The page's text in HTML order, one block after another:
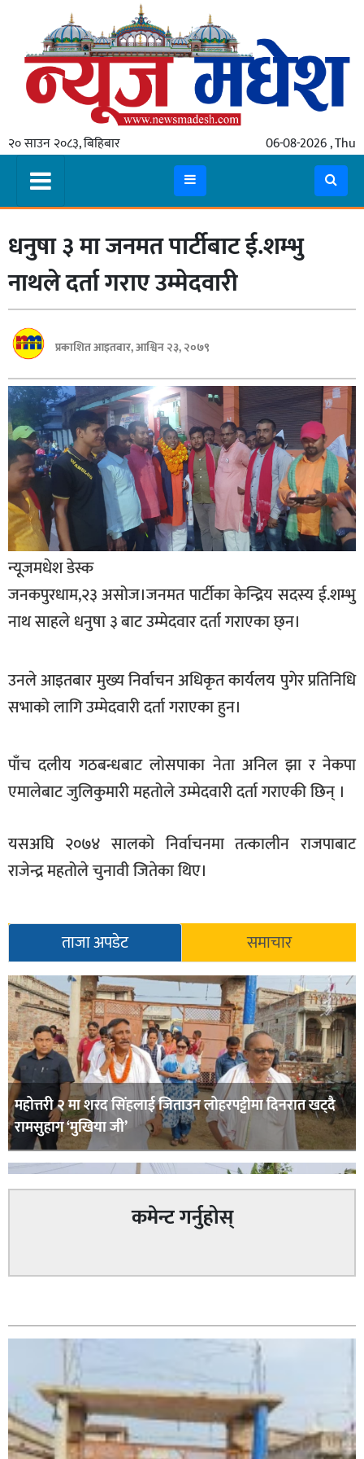
२० साउन २०८३, बिहिबार 06-08-2026 , Thu
गृहपृष्ठ
स्थानीय
प्रदेश
मधेश
प्रदेश
लुम्बिनी
गण्डकी
बागमती
कर्णाली
सुदूरपश्चिम
मधेश
विशेष
राजनीति
प्रमुख
समाचार
राष्ट्रिय
अन्तरबार्ता
अर्थ
मनोरञ्जन
/
भिडियो
समाज
विचार
स्वास्थ्य
धनुषा ३ मा जनमत पार्टीबाट ई.शम्भु
नाथले दर्ता गराए उम्मेदवारी
प्रकाशित आइतबार, आश्विन २३, २०७९
न्यूजमधेश डेस्क
जनकपुरधाम,२३ असोज।जनमत पार्टीका केन्द्रिय सदस्य ई.शम्भु
नाथ साहले धनुषा ३ बाट उम्मेदवार दर्ता गराएका छ्न।
उनले आइतबार मुख्य निर्वाचन अधिकृत कार्यलय पुगेर प्रतिनिधि
सभाको लागि उम्मेदवारी दर्ता गराएका हुन।
पाँच दलीय गठबन्धबाट लोसपाका नेता अनिल झा र नेकपा
एमालेबाट जुलिकुमारी महतोले उम्मेदवारी दर्ता गराएकी छिन् ।
यसअघि २०७४ सालको निर्वाचनमा तत्कालीन राजपाबाट
राजेन्द्र महतोले चुनावी जितेका थिए।
ताजा अपडेट समाचार
महोत्तरी २ मा शरद सिंहलाई जिताउन लोहरपट्टीमा दिनरात खट्दै
रामसुहाग ‘मुखिया जी’
कमेन्ट गर्नुहोस्